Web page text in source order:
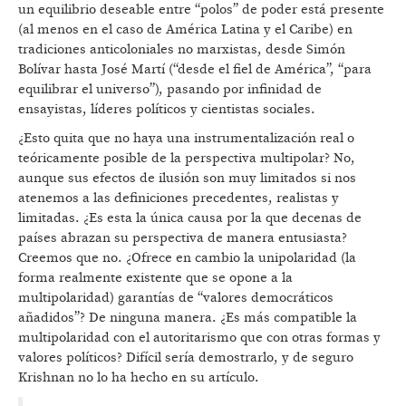
un equilibrio deseable entre “polos” de poder está presente
(al menos en el caso de América Latina y el Caribe) en
tradiciones anticoloniales no marxistas, desde Simón
Bolívar hasta José Martí (“desde el fiel de América”, “para
equilibrar el universo”), pasando por infinidad de
ensayistas, líderes políticos y cientistas sociales.
¿Esto quita que no haya una instrumentalización real o
teóricamente posible de la perspectiva multipolar? No,
aunque sus efectos de ilusión son muy limitados si nos
atenemos a las definiciones precedentes, realistas y
limitadas. ¿Es esta la única causa por la que decenas de
países abrazan su perspectiva de manera entusiasta?
Creemos que no. ¿Ofrece en cambio la unipolaridad (la
forma realmente existente que se opone a la
multipolaridad) garantías de “valores democráticos
añadidos”? De ninguna manera. ¿Es más compatible la
multipolaridad con el autoritarismo que con otras formas y
valores políticos? Difícil sería demostrarlo, y de seguro
Krishnan no lo ha hecho en su artículo.